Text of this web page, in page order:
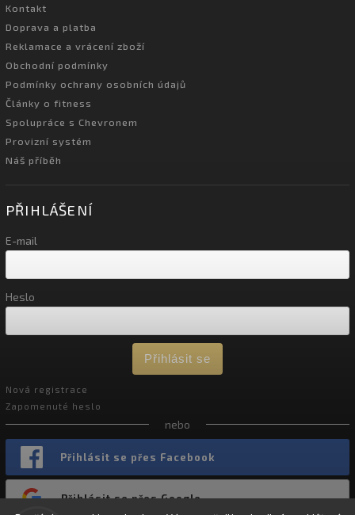
Kontakt
Doprava a platba
Reklamace a vrácení zboží
Obchodní podmínky
Podmínky ochrany osobních údajů
Články o fitness
Spolupráce s Chevronem
Provizní systém
Náš příběh
PŘIHLÁŠENÍ
E-mail
Heslo
Přihlásit se
Nová registrace
Zapomenuté heslo
nebo
Přihlásit se přes Facebook
Přihlásit se přes Google